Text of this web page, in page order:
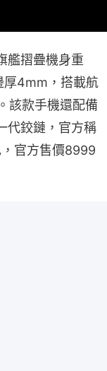
艦摺疊機身重
厚4mm，搭載航
該款手機還配備
代鉸鏈，官方稱
官方售價8999